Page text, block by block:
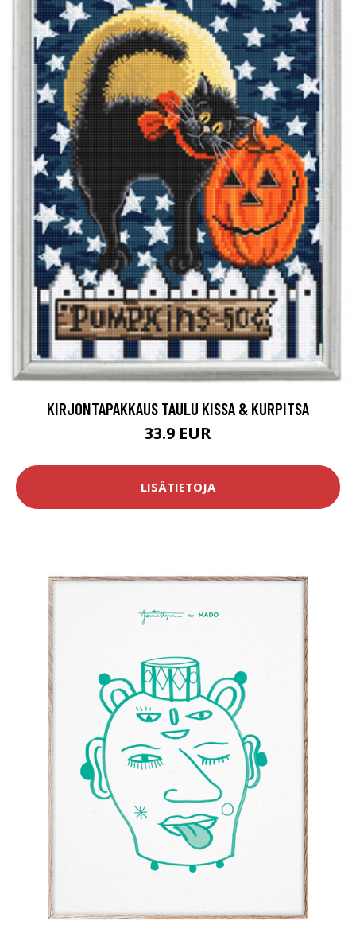
KIRJONTAPAKKAUS TAULU KISSA & KURPITSA
33.9 EUR
LISÄTIETOJA